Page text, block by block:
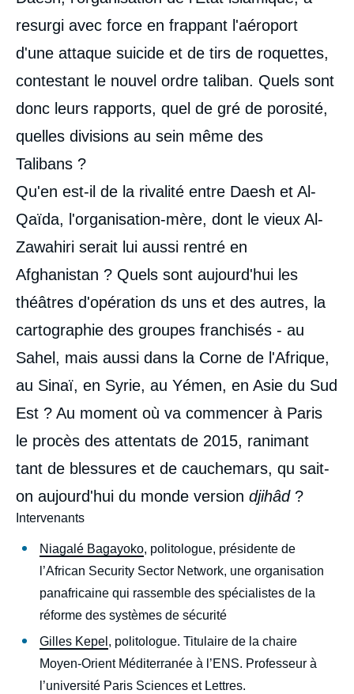
resurgi avec force en frappant l'aéroport
d'une attaque suicide et de tirs de roquettes,
contestant le nouvel ordre taliban. Quels sont
donc leurs rapports, quel de gré de porosité,
quelles divisions au sein même des
Talibans ?
Qu'en est-il de la rivalité entre Daesh et Al-
Qaïda, l'organisation-mère, dont le vieux Al-
Zawahiri serait lui aussi rentré en
Afghanistan ? Quels sont aujourd'hui les
théâtres d'opération ds uns et des autres, la
cartographie des groupes franchisés - au
Sahel, mais aussi dans la Corne de l'Afrique,
au Sinaï, en Syrie, au Yémen, en Asie du Sud
Est ? Au moment où va commencer à Paris
le procès des attentats de 2015, ranimant
tant de blessures et de cauchemars, qu sait-
on aujourd'hui du monde version djihâd?
Intervenants
Niagalé Bagayoko, politologue, présidente de
l’African Security Sector Network, une organisation
panafricaine qui rassemble des spécialistes de la
réforme des systèmes de sécurité
Gilles Kepel , politologue. Titulaire de la chaire
Moyen-Orient Méditerranée à l’ENS. Professeur à
l’université Paris Sciences et Lettres.